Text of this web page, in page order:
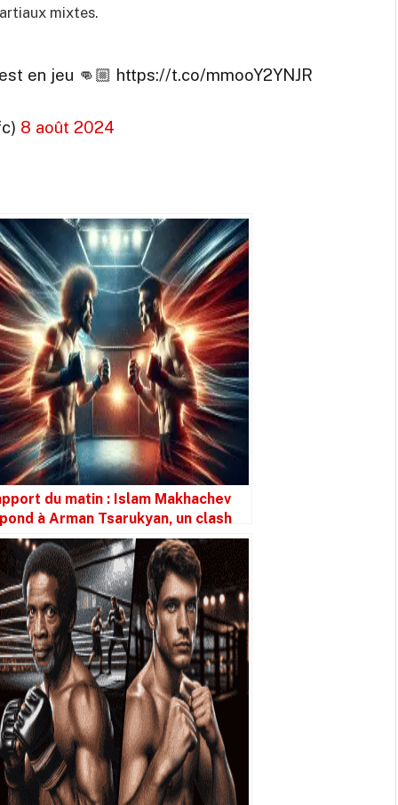
mixtes.
en jeu 👊🏼 https://t.co/mmooY2YNJR
8 août 2024
du matin : Islam Makhachev
à Arman Tsarukyan, un clash